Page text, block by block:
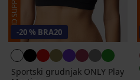
-20 % BRA20
Sportski grudnjak ONLY Play